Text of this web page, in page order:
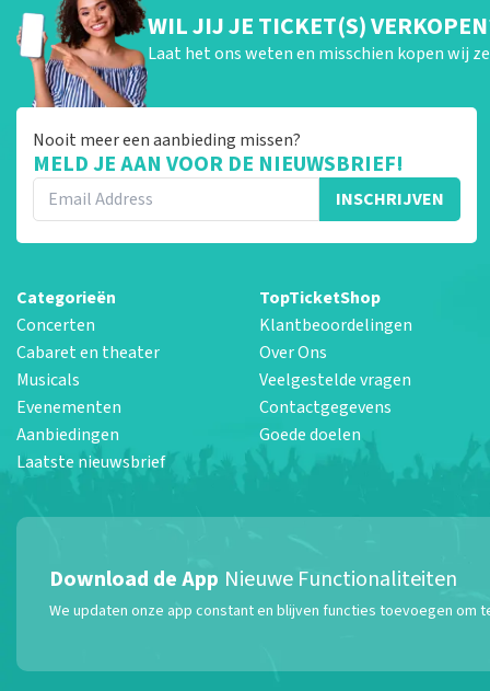
WIL JIJ JE TICKET(S)
Laat het ons weten en misschien kopen wij
Nooit meer een aanbieding missen?
MELD JE AAN VOOR DE NIEUWSBRIEF!
INSCHRIJVEN
Categorieën
Concerten
Cabaret en theater
Musicals
Evenementen
Aanbiedingen
Laatste nieuwsbrief
TopTicketShop
Klantbeoordelingen
Over Ons
Veelgestelde vragen
Contactgegevens
Goede doelen
Download de App Nieuwe Functionaliteiten
We updaten onze app constant en blijven functies toevoegen om